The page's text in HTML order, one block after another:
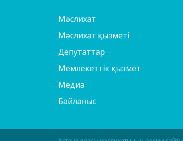
Мәслихат
Мәслихат қызметі
Депутаттар
Мемлекеттік қызмет
Медиа
Байланыс